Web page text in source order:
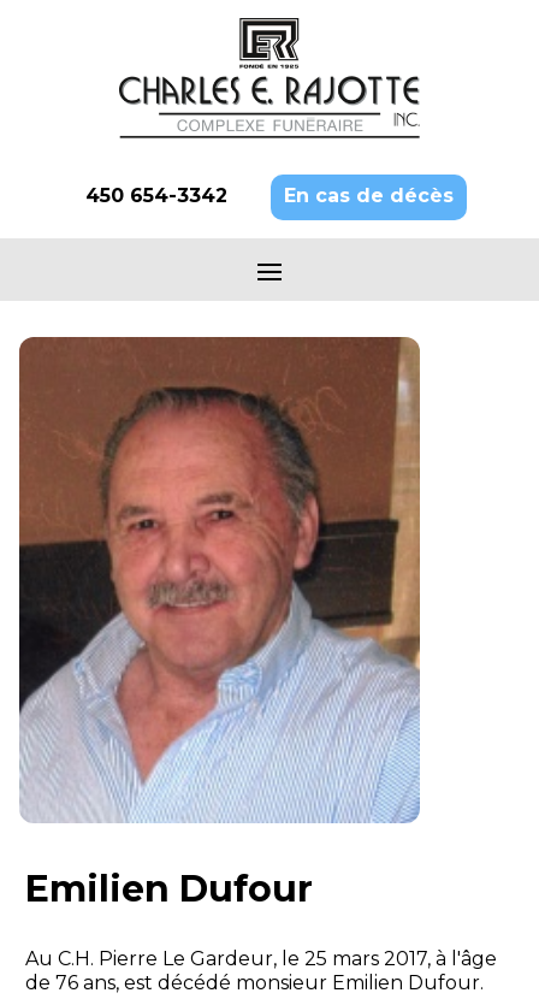
450 654-3342 En cas de décès
Emilien Dufour
Au C.H. Pierre Le Gardeur, le 25 mars 2017, à l'âge
de 76 ans, est décédé monsieur Emilien Dufour.